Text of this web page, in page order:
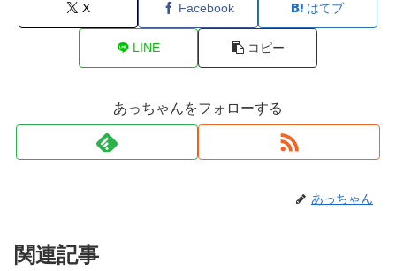
X Facebook はてブ
LINE コピー
あっちゃんをフォローする
あっちゃん
関連記事